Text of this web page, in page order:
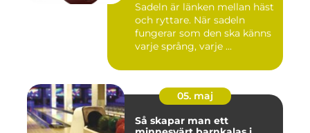
Sadeln är länken mellan häst
och ryttare. När sadeln
fungerar som den ska känns
varje språng, varje ...
05. maj
Så skapar man ett